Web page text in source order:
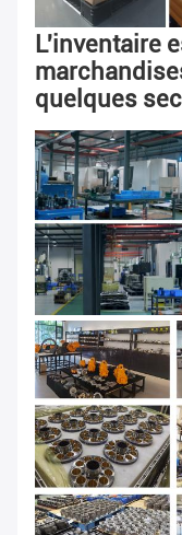
L'inventaire
quelques